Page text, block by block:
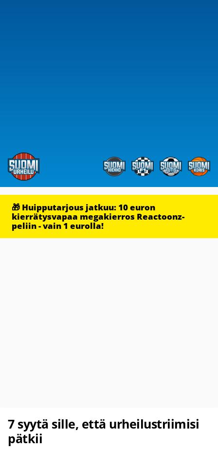
🎁 Huipputarjous jatkuu: 10 euron
kierrätysvapaa megakierros Reactoonz-
peliin - vain 1 eurolla!
7 syytä sille, että urheilustriimisi
pätkii